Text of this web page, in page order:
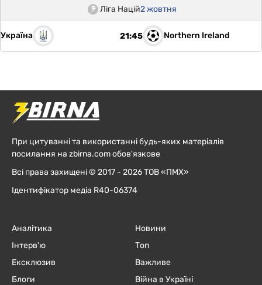
Ліга Націй2 жовтня
Україна 21:45 Northern Ireland
При цитуванні та використанні будь-яких матеріалів
посилання на zbirna.com обов'язкове
Всі права захищені © 2017 - 2026 ТОВ «ПМХ»
Ідентифікатор медіа R40-06374
Аналітика
Інтерв'ю
Ексклюзив
Блоги
Новини
Топ
Важливе
Війна в Україні